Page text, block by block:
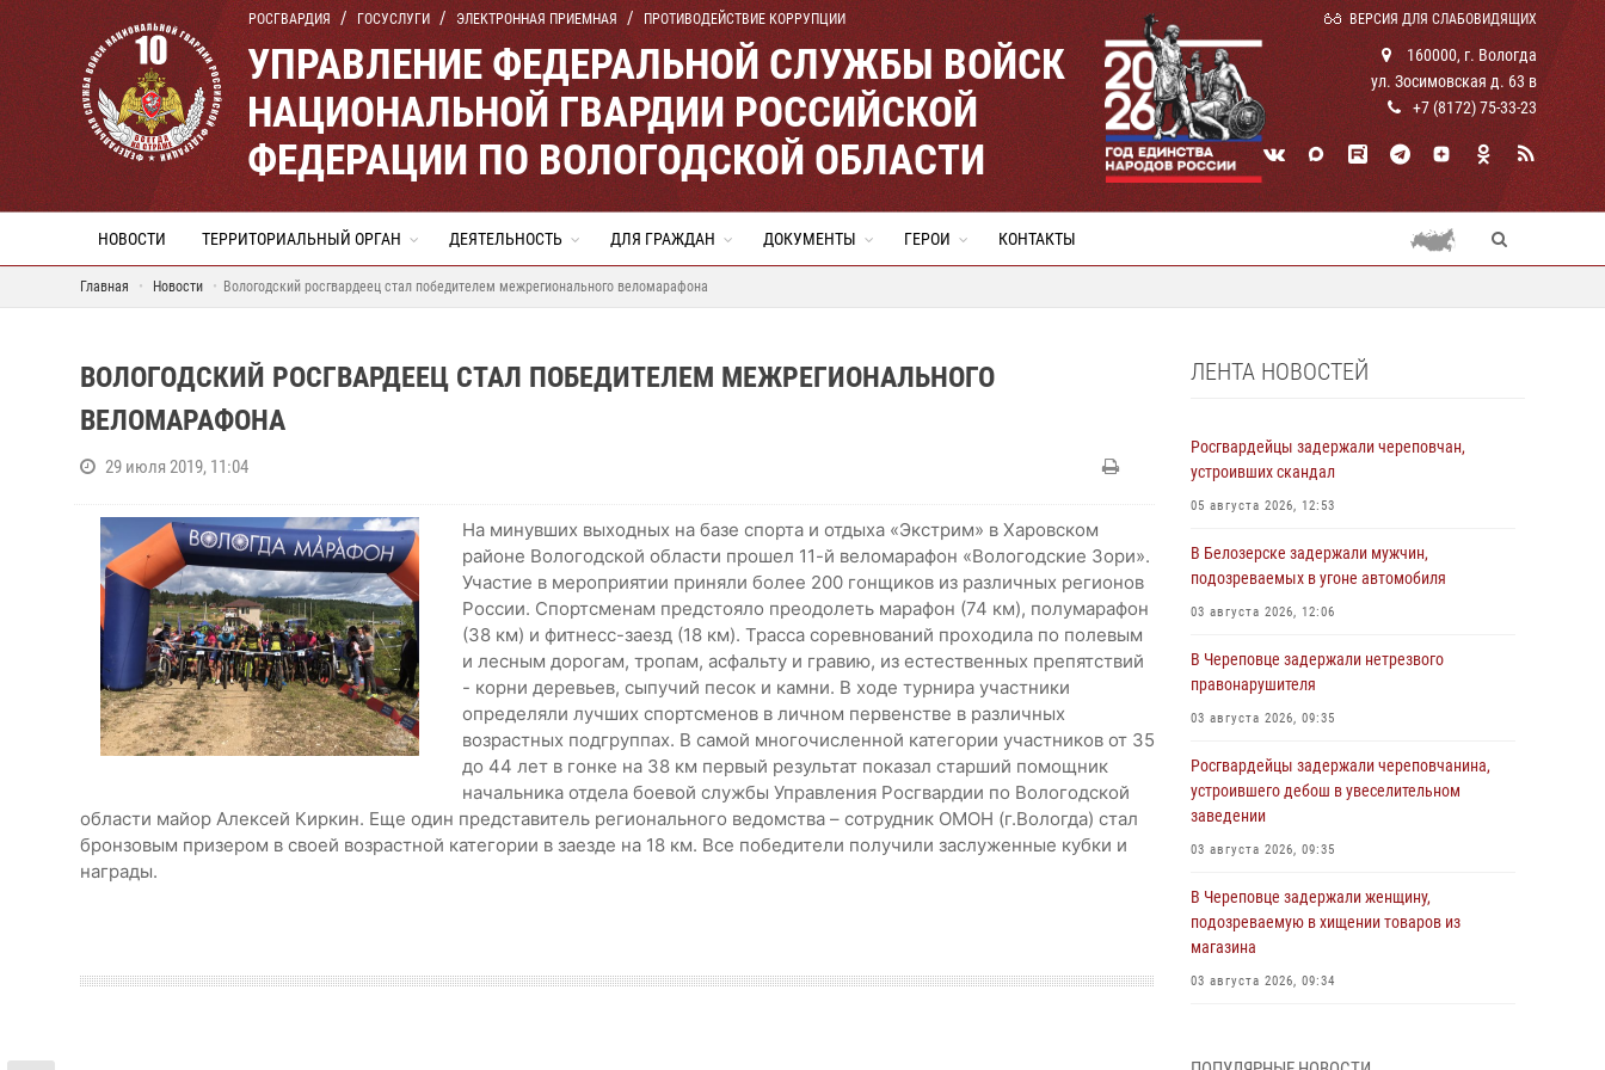
РОСГВАРДИЯ ГОСУСЛУГИ ЭЛЕКТРОННАЯ ПРИЕМНАЯ ПРОТИВОДЕЙСТВИЕ КОРРУПЦИИ ВЕРСИЯ ДЛЯ СЛАБОВИДЯЩИХ
УПРАВЛЕНИЕ ФЕДЕРАЛЬНОЙ СЛУЖБЫ ВОЙСК
НАЦИОНАЛЬНОЙ ГВАРДИИ РОССИЙСКОЙ
ФЕДЕРАЦИИ ПО ВОЛОГОДСКОЙ ОБЛАСТИ
160000, г. Вологда
ул. Зосимовская д. 63 в
+7 (8172) 75-33-23
НОВОСТИ ТЕРРИТОРИАЛЬНЫЙ ОРГАН ДЕЯТЕЛЬНОСТЬ ДЛЯ ГРАЖДАН ДОКУМЕНТЫ ГЕРОИ КОНТАКТЫ
Главная Новости Вологодский росгвардеец стал победителем межрегионального веломарафона
ВОЛОГОДСКИЙ РОСГВАРДЕЕЦ СТАЛ ПОБЕДИТЕЛЕМ МЕЖРЕГИОНАЛЬНОГО
ВЕЛОМАРАФОНА
29 июля 2019, 11:04
На минувших выходных на базе спорта и отдыха «Экстрим» в Харовском
районе Вологодской области прошел 11-й веломарафон «Вологодские Зори».
Участие в мероприятии приняли более 200 гонщиков из различных регионов
России. Спортсменам предстояло преодолеть марафон (74 км), полумарафон
(38 км) и фитнесс-заезд (18 км). Трасса соревнований проходила по полевым
и лесным дорогам, тропам, асфальту и гравию, из естественных препятствий
- корни деревьев, сыпучий песок и камни. В ходе турнира участники
определяли лучших спортсменов в личном первенстве в различных
возрастных подгруппах. В самой многочисленной категории участников от 35
до 44 лет в гонке на 38 км первый результат показал старший помощник
начальника отдела боевой службы Управления Росгвардии по Вологодской
области майор Алексей Киркин. Еще один представитель регионального ведомства – сотрудник ОМОН (г.Вологда) стал
бронзовым призером в своей возрастной категории в заезде на 18 км. Все победители получили заслуженные кубки и
награды.
ЛЕНТА НОВОСТЕЙ
Росгвардейцы задержали череповчан,
устроивших скандал
05 августа 2026, 12:53
В Белозерске задержали мужчин,
подозреваемых в угоне автомобиля
03 августа 2026, 12:06
В Череповце задержали нетрезвого
правонарушителя
03 августа 2026, 09:35
Росгвардейцы задержали череповчанина,
устроившего дебош в увеселительном
заведении
03 августа 2026, 09:35
В Череповце задержали женщину,
подозреваемую в хищении товаров из
магазина
03 августа 2026, 09:34